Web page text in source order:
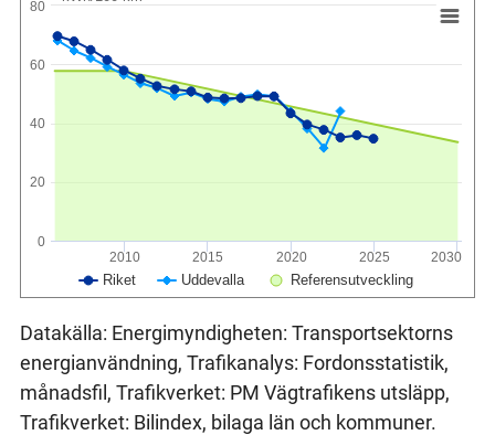
Riket Uddevalla Referensutveckling
2010 2015 2020 2025 2030
0
20
40
60
80
Datakälla: Energimyndigheten: Transportsektorns
energianvändning, Trafikanalys: Fordonsstatistik,
månadsfil, Trafikverket: PM Vägtrafikens utsläpp,
Trafikverket: Bilindex, bilaga län och kommuner.